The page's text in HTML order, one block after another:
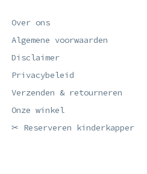
Over ons
Algemene voorwaarden
Disclaimer
Privacybeleid
Verzenden & retourneren
Onze winkel
✂ Reserveren kinderkapper